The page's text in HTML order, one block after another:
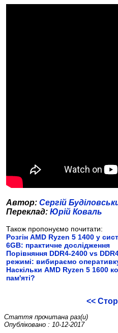
Автор: Сергій
Переклад: Юрій Коваль
Також пропонуємо почитати:
Розгін AMD Ryzen 5 1400 у
6GB: практичне дослідження
Порівняння DDR4-2400 vs
режимі: вибираємо
Наскільки AMD Ryzen 5 1600
пам'яті?
<<
Стаття прочитана раз(и)
Опубліковано : 10-12-2017